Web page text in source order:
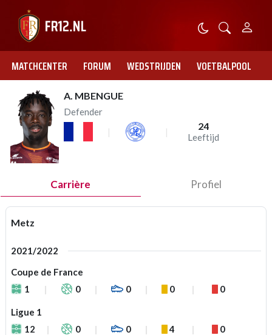
MATCHCENTER FORUM WEDSTRIJDEN VOETBALPOOL
A. MBENGUE
Defender
24
Leeftijd
Carrière Profiel
Metz
2021/2022
Coupe de France
1
0 0 0 0
Ligue 1
12
0 0 4 0